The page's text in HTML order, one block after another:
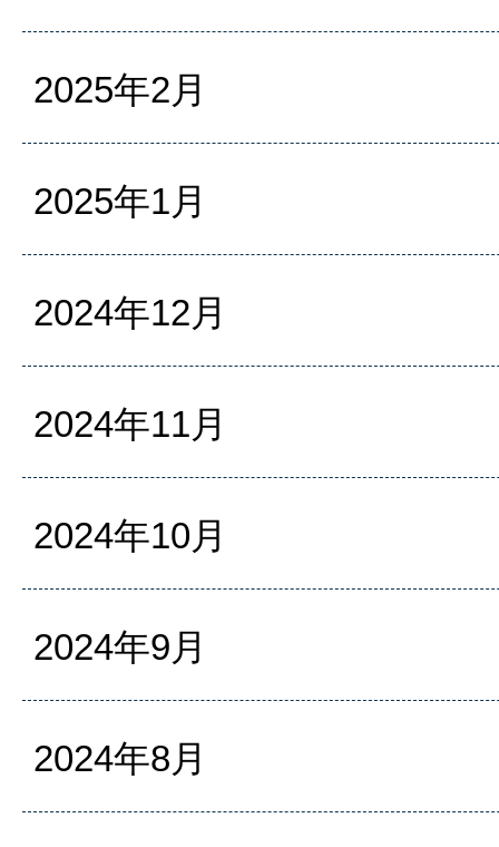
2025年2月
2025年1月
2024年12月
2024年11月
2024年10月
2024年9月
2024年8月